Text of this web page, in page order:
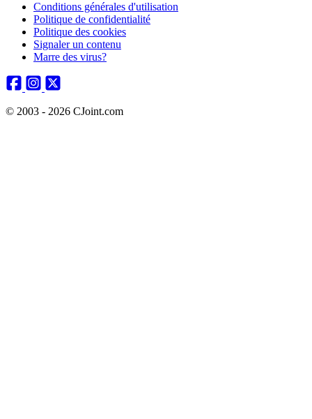
Conditions générales d'utilisation
Politique de confidentialité
Politique des cookies
Signaler un contenu
Marre des virus?
© 2003 - 2026 CJoint.com